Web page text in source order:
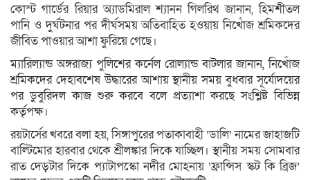
কোস্ট গার্ডের রিয়ার অ্যাডমিরাল শ্যানন গিলরিথ জানান, হিমশীতল
পানি ও দুর্ঘটনার পর দীর্ঘসময় অতিবাহিত হওয়ায় নিখোঁজ শ্রমিকদের
জীবিত পাওয়ার আশা ফুরিয়ে গেছে।
ম্যারিল্যান্ড অঙ্গরাজ্য পুলিশের কর্নেল রোল্যান্ড বাটলার জানান, নিখোঁজ
শ্রমিকদের দেহাবশেষ উদ্ধারের আশায় স্থানীয় সময় বুধবার সূর্যোদয়ের
পর ডুবুরিদল কাজ শুরু করবে বলে প্রত্যাশা করছে সংশ্লিষ্ট বিভিন্ন
কর্তৃপক্ষ।
রয়টার্সের খবরে বলা হয়, সিঙ্গাপুরের পতাকাবাহী ‘ডালি’ নামের জাহাজটি
বাল্টিমোর হারবার থেকে শ্রীলঙ্কার দিকে যাচ্ছিল। স্থানীয় সময় সোমবার
রাত দেড়টার দিকে প্যাটাপস্কো নদীর মোহনায় ‘ফ্রান্সিস স্কট কি ব্রিজ’